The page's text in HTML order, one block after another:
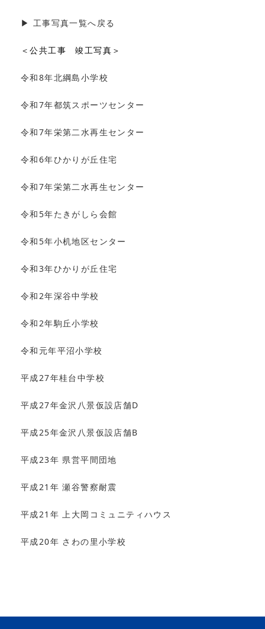
▶︎ 工事写真一覧へ戻る
＜公共工事 竣工写真＞
令和8年北綱島小学校
令和7年都筑スポーツセンター
令和7年栄第二水再生センター
令和6年ひかりが丘住宅
令和7年栄第二水再生センター
令和5年たきがしら会館
令和5年小机地区センター
令和3年ひかりが丘住宅
令和2年深谷中学校
令和2年駒丘小学校
令和元年平沼小学校
平成27年桂台中学校
平成27年金沢八景仮設店舗D
平成25年金沢八景仮設店舗B
平成23年 県営平間団地
平成21年 瀬谷警察耐震
平成21年 上大岡コミュニティハウス
平成20年 さわの里小学校